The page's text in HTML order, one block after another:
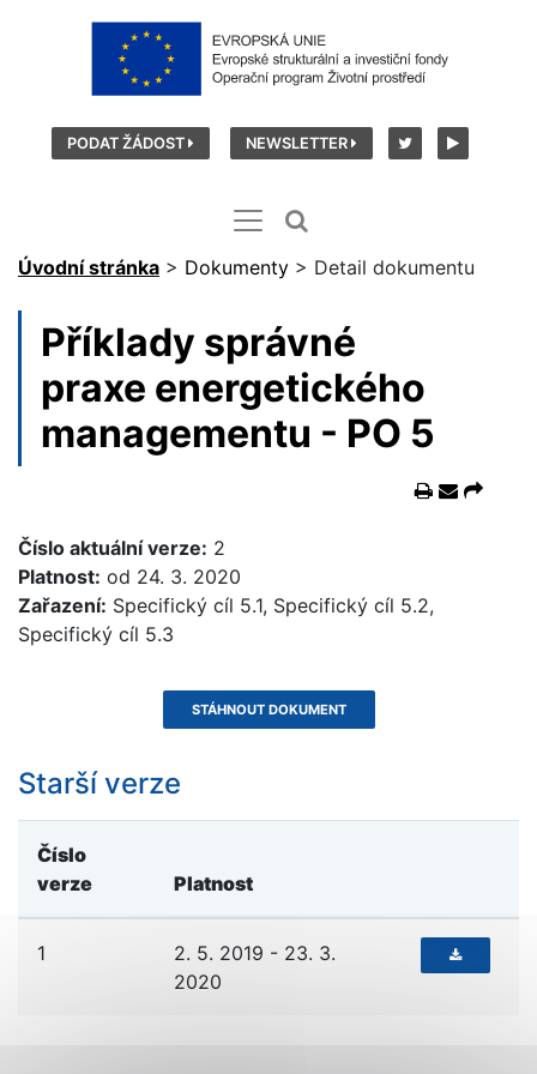
PODAT ŽÁDOST NEWSLETTER
Úvodní stránka > Dokumenty > Detail dokumentu
Příklady správné
praxe energetického
managementu - PO 5
Číslo aktuální verze: 2
Platnost: od 24. 3. 2020
Zařazení: Specifický cíl 5.1, Specifický cíl 5.2,
Specifický cíl 5.3
STÁHNOUT DOKUMENT
Starší verze
Číslo
verze
Platnost
1
2. 5. 2019 - 23. 3.
2020